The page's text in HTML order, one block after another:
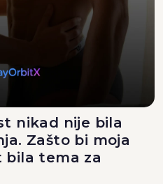
nikad nije bila
Zašto bi moja
bila tema za